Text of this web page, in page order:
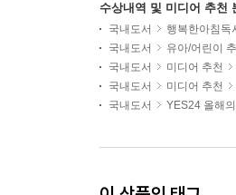
수상내역 및 미디어 추천
국내도서 행복한아침독
국내도서
유아/어린이
국내도서
미디어 추천
국내도서
미디어 추천
국내도서
YES24 올해